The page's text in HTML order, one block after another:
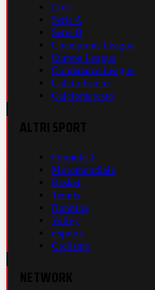
Live
Serie A
Serie B
Champions League
Europa League
Conference League
Calcio Estero
Calciomercato
Formula 1
Motomondiale
Basket
Tennis
Running
Volley
eSports
Ciclismo